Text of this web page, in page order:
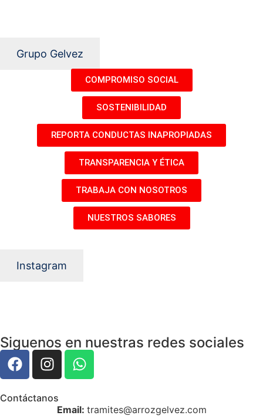
Grupo Gelvez
COMPROMISO SOCIAL
SOSTENIBILIDAD
REPORTA CONDUCTAS INAPROPIADAS
TRANSPARENCIA Y ÉTICA
TRABAJA CON NOSOTROS
NUESTROS SABORES
Instagram
Siguenos en nuestras redes sociales
Contáctanos
Email: tramites@arrozgelvez.com